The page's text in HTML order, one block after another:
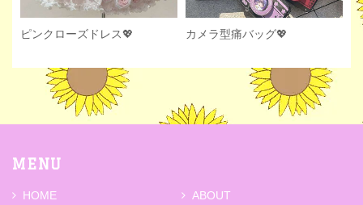
ピンクローズドレス💖 カメラ型痛バッグ💖
MENU
HOME
ABOUT